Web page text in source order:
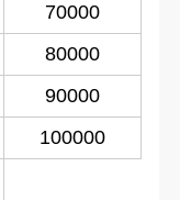
70000
80000
90000
100000